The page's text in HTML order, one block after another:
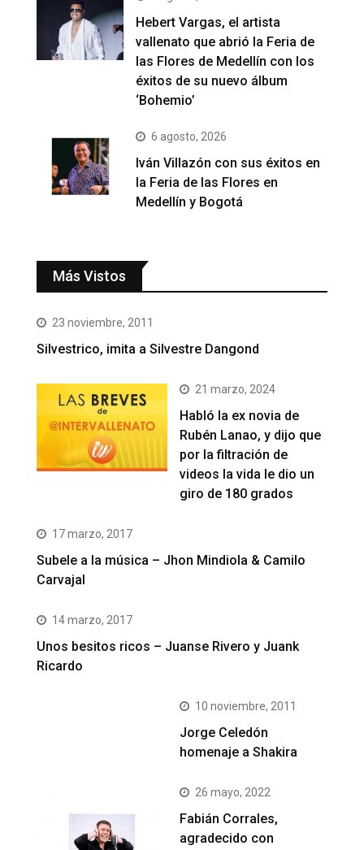
Hebert Vargas, el artista
vallenato que abrió la Feria de
las Flores de Medellín con los
éxitos de su nuevo álbum
‘Bohemio’
6 agosto, 2026
Iván Villazón con sus éxitos en
la Feria de las Flores en
Medellín y Bogotá
Más Vistos
23 noviembre, 2011
Silvestrico, imita a Silvestre Dangond
21 marzo, 2024
Habló la ex novia de
Rubén Lanao, y dijo que
por la filtración de
videos la vida le dio un
giro de 180 grados
17 marzo, 2017
Subele a la música – Jhon Mindiola & Camilo
Carvajal
14 marzo, 2017
Unos besitos ricos – Juanse Rivero y Juank
Ricardo
10 noviembre, 2011
Jorge Celedón
homenaje a Shakira
26 mayo, 2022
Fabián Corrales,
agradecido con